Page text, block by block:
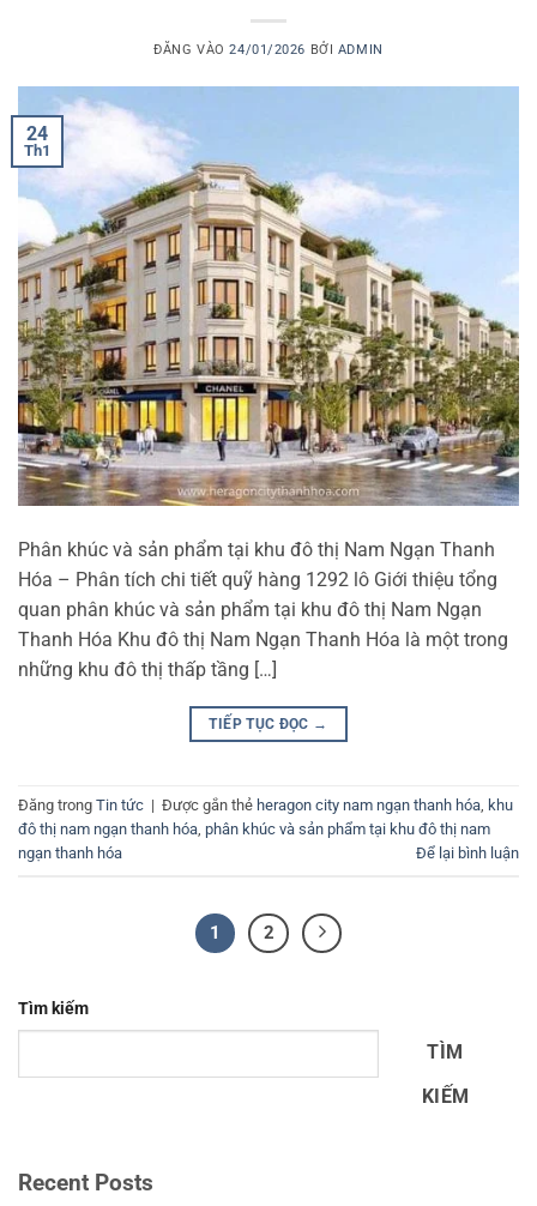
ĐĂNG VÀO24/01/2026 BỞI ADMIN
24
Th1
Phân khúc và sản phẩm tại khu đô thị Nam Ngạn Thanh
Hóa – Phân tích chi tiết quỹ hàng 1292 lô Giới thiệu tổng
quan phân khúc và sản phẩm tại khu đô thị Nam Ngạn
Thanh Hóa Khu đô thị Nam Ngạn Thanh Hóa là một trong
những khu đô thị thấp tầng […]
TIẾP TỤC ĐỌC →
Đăng trong Tin tức | Được gắn thẻ heragon city nam ngạn thanh hóa, khu
đô thị nam ngạn thanh hóa, phân khúc và sản phẩm tại khu đô thị nam
ngạn thanh hóa
Để lại bình luận
1 2
Tìm kiếm
TÌM
KIẾM
Recent Posts